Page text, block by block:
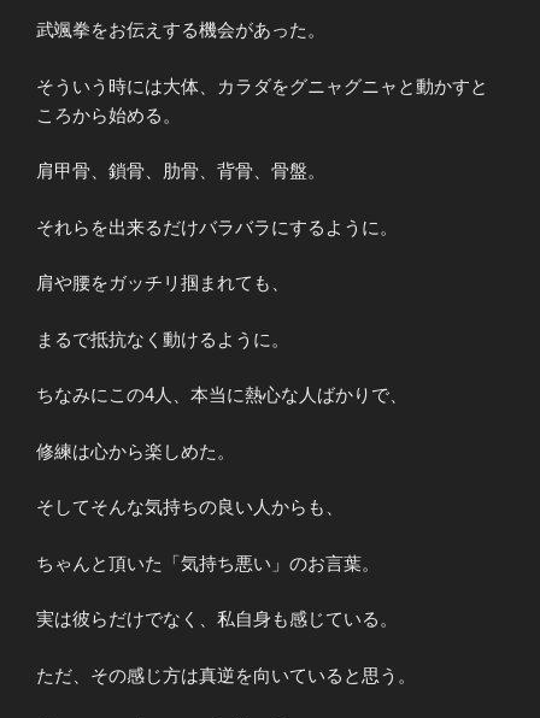
武颯拳をお伝えする機会があった。
そういう時には大体、カラダをグニャグニャと動かすと
ころから始める。
肩甲骨、鎖骨、肋骨、背骨、骨盤。
それらを出来るだけバラバラにするように。
肩や腰をガッチリ掴まれても、
まるで抵抗なく動けるように。
ちなみにこの4人、本当に熱心な人ばかりで、
修練は心から楽しめた。
そしてそんな気持ちの良い人からも、
ちゃんと頂いた「気持ち悪い」のお言葉。
実は彼らだけでなく、私自身も感じている。
ただ、その感じ方は真逆を向いていると思う。